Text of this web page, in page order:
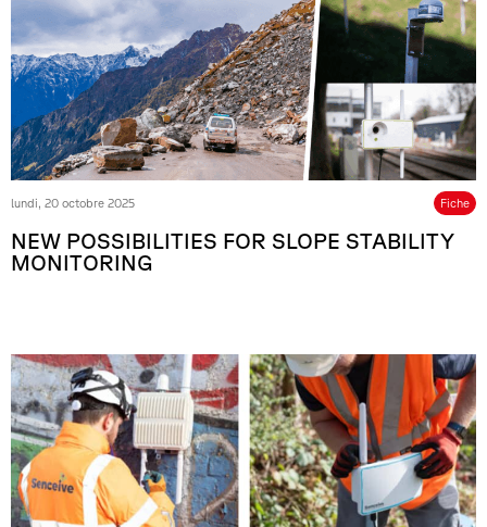
lundi, 20 octobre 2025 Fiche
NEW POSSIBILITIES FOR SLOPE STABILITY
MONITORING